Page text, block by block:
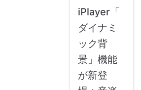
iPlayer「
ダイナミ
ック背
景」機能
が新登